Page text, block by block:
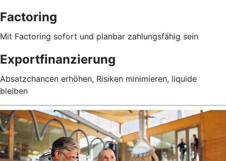
Factoring
Mit Factoring sofort und planbar zahlungsfähig sein
Exportfinanzierung
Absatzchancen erhöhen, Risiken minimieren, liquide
bleiben